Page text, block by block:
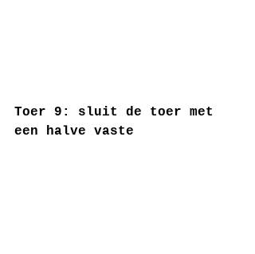
Toer 9: sluit de toer met
een halve vaste